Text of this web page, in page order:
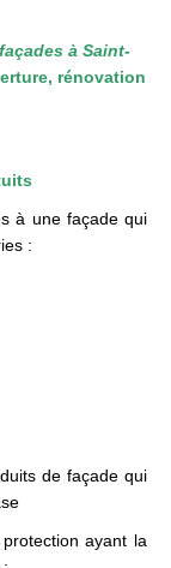
à Saint-
rénovation
à une façade qui
:
de façade qui
ayant la